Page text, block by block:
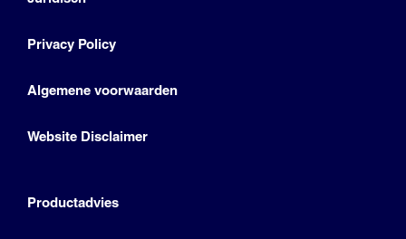
Privacy Policy
Algemene voorwaarden
Website Disclaimer
Productadvies